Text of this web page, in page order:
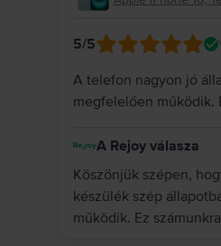
5/5
A telefon nagyon jó
megfelelően működik.
A Rejoy válasza
Köszönjük szépen,
készülék szép
működik. Ez